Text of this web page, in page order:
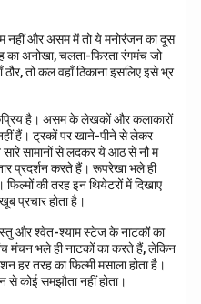
संवेदनशील बनाता है, जिससे वह
कर पाता है।
रूप देता है। यह लेखक
को नियंत्रित करने और
और अप्रभावी हो सकता है,
न हो।
के लिए कृतिकार के स्वभाव
नियंत्रण) का सामंजस्य
in PDF
नहीं और असम में तो ये मनोरंजन का दूस
का अनोखा, चलता-फिरता रंगमंच जो
तो कल वहाँ ठिकाना इसलिए इसे भ्र
है। असम के लेखकों और कलाकारों
हैं। ट्रकों पर खाने-पीने से लेकर
सामानों से लदकर ये आठ से नौ म
प्रदर्शन करते हैं। रूपरेखा भले ही
की तरह इन थियेटरों में दिखाए
प्रचार होता है।
और श्वेत-श्याम स्टेज के नाटकों का
मंचन भले ही नाटकों का करते हैं, लेकिन
हर तरह का फिल्मी मसाला होता है।
कोई समझौता नहीं होता।